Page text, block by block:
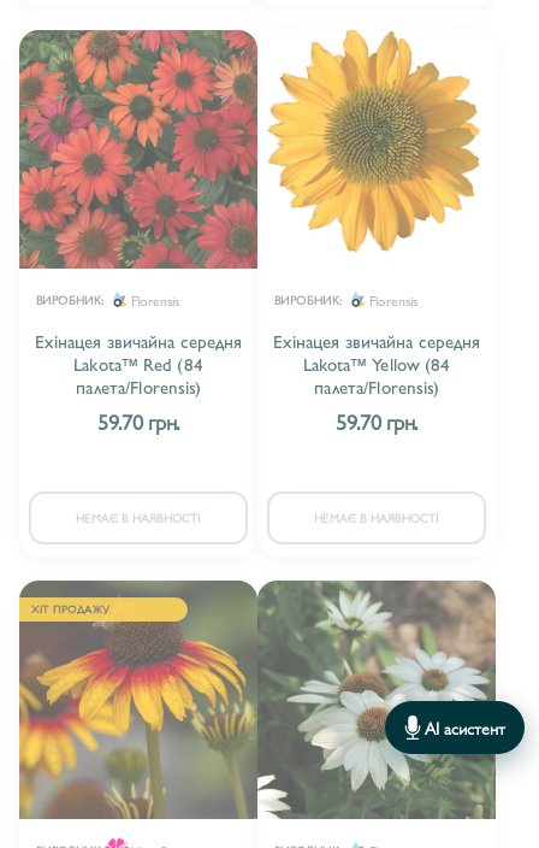
ВИРОБНИК: Florensis
Ехінацея звичайна середня
Lakota™ Red (84
палета/Florensis)
59.70 грн.
НЕМАЄ В НАЯВНОСТІ
ВИРОБНИК: Florensis
Ехінацея звичайна середня
Lakota™ Yellow (84
палета/Florensis)
59.70 грн.
НЕМАЄ В НАЯВНОСТІ
ХІТ ПРОДАЖУ
AI асистент